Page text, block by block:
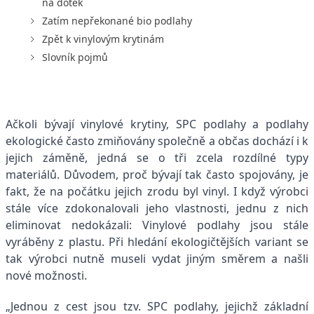
Zatím nepřekonané bio podlahy
Zpět k vinylovým krytinám
Slovník pojmů
Ačkoli bývají vinylové krytiny, SPC podlahy a podlahy
ekologické často zmiňovány společně a občas dochází i k
jejich záměně, jedná se o tři zcela rozdílné typy
materiálů. Důvodem, proč bývají tak často spojovány, je
fakt, že na počátku jejich zrodu byl vinyl. I když výrobci
stále více zdokonalovali jeho vlastnosti, jednu z nich
eliminovat nedokázali: Vinylové podlahy jsou stále
vyráběny z plastu. Při hledání ekologičtějších variant se
tak výrobci nutně museli vydat jiným směrem a našli
nové možnosti.
„Jednou z cest jsou tzv. SPC podlahy, jejichž základní